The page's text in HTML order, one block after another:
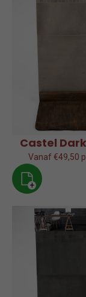
Castel
Vanaf €49,50
+